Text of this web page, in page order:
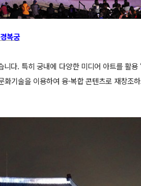
복궁
다. 특히 궁내에 다양한 미디어 아트를 활용
기술을 이용하여 융·복합 콘텐츠로 재창조